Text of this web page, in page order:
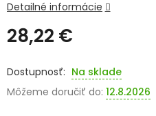
Prihlásenie
28,22 €
cena:
Na sklade
Môžeme doručiť do: 12.8.2026
Detailné informácie